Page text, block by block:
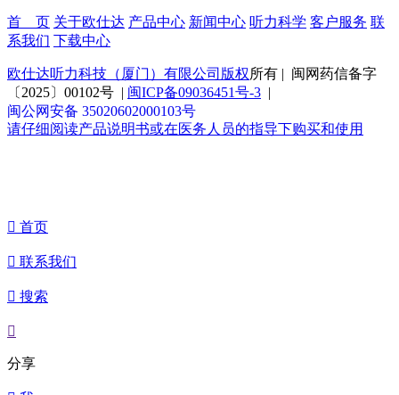
首 页 关于欧仕达 产品中心 新闻中心 听力科学 客户服务 联
系我们 下载中心
欧仕达听力科技（厦门）有限公司版权所有 | 闽网药信备字
〔2025〕00102号 | 闽ICP备09036451号-3 |
闽公网安备 35020602000103号
请仔细阅读产品说明书或在医务人员的指导下购买和使用
 首页
 联系我们
 搜索

分享